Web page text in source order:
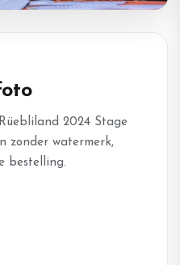
2024 Stage
zonder watermerk,
bestelling.